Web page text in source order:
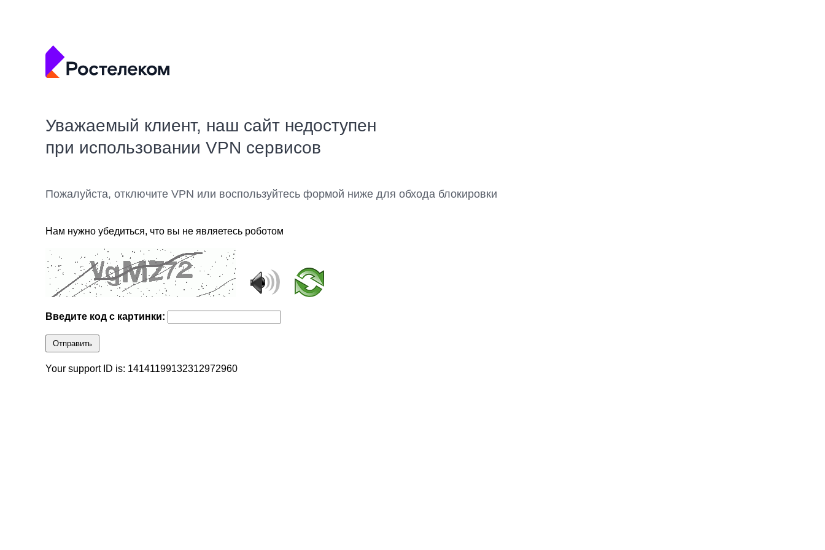
Уважаемый клиент, наш сайт недоступен
при использовании VPN сервисов
Пожалуйста, отключите VPN или воспользуйтесь формой ниже для обхода блокировки
Нам нужно убедиться, что вы не являетесь роботом
Введите код с картинки:
Отправить
Your support ID is: 14141199132312972960